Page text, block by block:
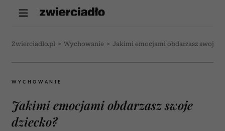
Zwierciadlo.pl > Wychowanie > Jakimi emocjami obdarzasz swoje
WYCHOWANIE
Jakimi emocjami obdarzasz swoje
dziecko?